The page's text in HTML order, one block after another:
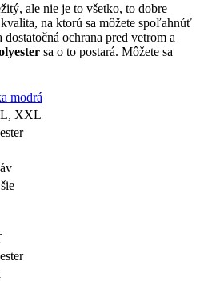
ale nie je to všetko, to dobre
na ktorú sa môžete spoľahnúť
ochrana pred vetrom a
sa o to postará. Môžete sa
modrá
XXL